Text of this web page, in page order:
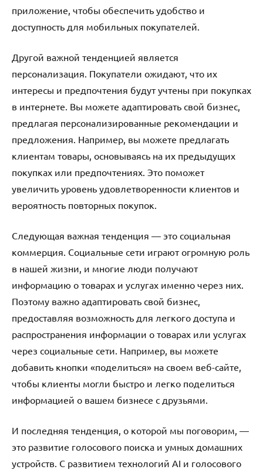
приложение, чтобы обеспечить удобство и
доступность для мобильных покупателей.
Другой важной тенденцией является
персонализация. Покупатели ожидают, что их
интересы и предпочтения будут учтены при покупках
в интернете. Вы можете адаптировать свой бизнес,
предлагая персонализированные рекомендации и
предложения. Например, вы можете предлагать
клиентам товары, основываясь на их предыдущих
покупках или предпочтениях. Это поможет
увеличить уровень удовлетворенности клиентов и
вероятность повторных покупок.
Следующая важная тенденция — это социальная
коммерция. Социальные сети играют огромную роль
в нашей жизни, и многие люди получают
информацию о товарах и услугах именно через них.
Поэтому важно адаптировать свой бизнес,
предоставляя возможность для легкого доступа и
распространения информации о товарах или услугах
через социальные сети. Например, вы можете
добавить кнопки «поделиться» на своем веб-сайте,
чтобы клиенты могли быстро и легко поделиться
информацией о вашем бизнесе с друзьями.
И последняя тенденция, о которой мы поговорим, —
это развитие голосового поиска и умных домашних
устройств. С развитием технологий AI и голосового